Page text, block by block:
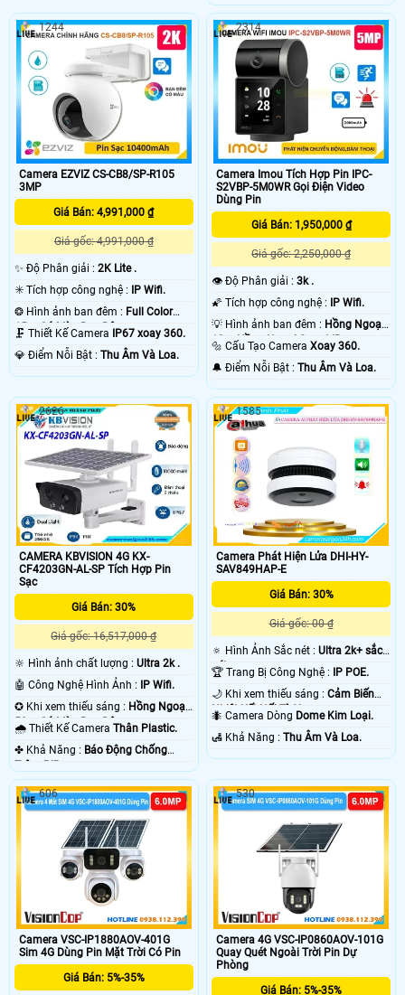
Camera EZVIZ CS-CB8/SP-R105
3MP
Giá Bán: 4,991,000 ₫
Giá gốc: 4,991,000 ₫
✨ Độ Phân giải : 2K Lite .
✳️ Tích hợp công nghệ : IP Wifi.
❂ Hình ảnh ban đêm : Full Color
15m Có Màu Ban Ðêm.
🗜️ Thiết Kế Camera IP67 xoay 360.
️💎 Điểm Nỗi Bật : Thu Âm Và Loa.
1244
Camera Imou Tích Hợp Pin IPC-
S2VBP-5M0WR Gọi Điện Video
Dùng Pin
Giá Bán: 1,950,000 ₫
Giá gốc: 2,250,000 ₫
👁 Độ Phân giải :3k .
🌠 Tích hợp công nghệ : IP Wifi.
💡 Hình ảnh ban đêm : Hồng Ngoại
10m Hồng Ngoại Smart IR.
🔩 Cấu Tạo CameraXoay 360.
️🔔 Điểm Nỗi Bật :Thu Âm Và Loa.
2314
CAMERA KBVISION 4G KX-
CF4203GN-AL-SP Tích Hợp Pin
Sạc
Giá Bán: 30%
Giá gốc: 16,517,000 ₫
🔆 Hình ảnh chất lượng : Ultra 2k .
🤖️ Công Nghệ Hình Ảnh : IP Wifi.
✪ Khi xem thiếu sáng : Hồng Ngoại
50m Có Màu Ban Đêm.
🌧️ Thiết Kế Camera Thân Plastic.
️✤ Khả Năng : Báo Động Chống
Trộm PIR.
2626
Camera Phát Hiện Lửa DHI-HY-
SAV849HAP-E
Giá Bán: 30%
Giá gốc: 00 ₫
🔅 Hình Ảnh Sắc nét :Ultra 2k+ sắc
nét .
🏆 Trang Bị Công Nghệ : IP POE.
🌙 Khi xem thiếu sáng :Cảm Biến
Nhiệt Kết Nối Từ Xa.
🐜 Camera Dòng Dome Kim Loại.
️🛃 Khả Năng :Thu Âm Và Loa.
1585
Camera VSC-IP1880AOV-401G
Sim 4G Dùng Pin Mặt Trời Có Pin
Giá Bán: 5%-35%
606
Camera 4G VSC-IP0860AOV-101G
Quay Quét Ngoài Trời Pin Dự
Phòng
Giá Bán: 5%-35%
530